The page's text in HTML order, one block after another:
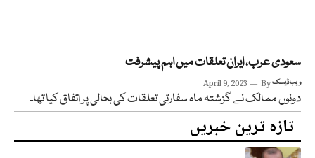
سعودی عرب، ایران تعلقات میں اہم پیشرفت
April 9, 2023 Byویب ڈیسک
دونوں ممالک نے گزشتہ ماہ سفارتی تعلقات کی بحالی پر اتفاق کیا تھا۔
تازہ ترین خبریں